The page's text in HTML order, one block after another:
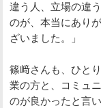
違う人、立場の違
のが、本当にあり
ざいました。」
篠﨑さんも、ひと
業の方と、コミュ
のが良かったと言